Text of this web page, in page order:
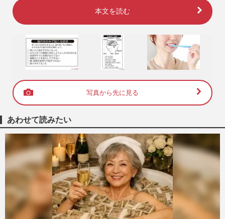
本文を読む
写真から先に見る
あわせて読みたい